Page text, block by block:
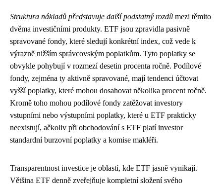
Struktura nákladů představuje další podstatný rozdíl mezi těmito
dvěma investičními produkty. ETF jsou zpravidla pasivně
spravované fondy, které sledují konkrétní index, což vede k
výrazně nižším správcovským poplatkům. Tyto poplatky se
obvykle pohybují v rozmezí desetin procenta ročně. Podílové
fondy, zejména ty aktivně spravované, mají tendenci účtovat
vyšší poplatky, které mohou dosahovat několika procent ročně.
Kromě toho mohou podílové fondy zatěžovat investory
vstupními nebo výstupními poplatky, které u ETF prakticky
neexistují, ačkoliv při obchodování s ETF platí investor
standardní burzovní poplatky a komise makléři.
Transparentnost investice je oblastí, kde ETF jasně vynikají.
Většina ETF denně zveřejňuje kompletní složení svého